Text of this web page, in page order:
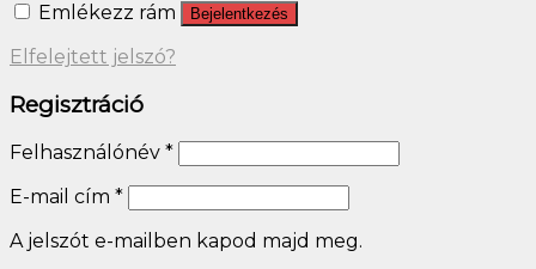
Emlékezz rám
Bejelentkezés
Elfelejtett jelszó?
Regisztráció
Felhasználónév *
E-mail cím *
A jelszót e-mailben kapod majd meg.